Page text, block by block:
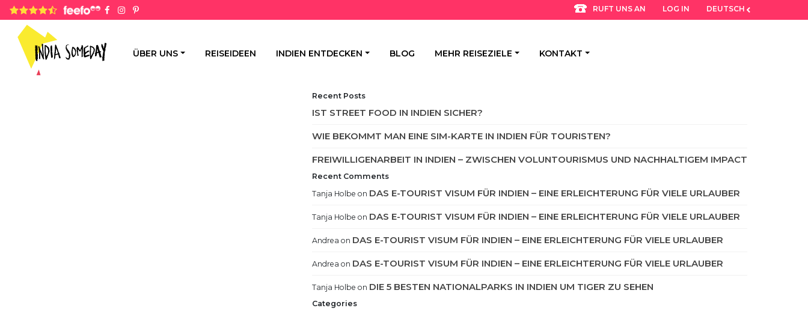
4.8 rating based on 1,234 ratings RUFT UNS AN LOG IN DEUTSCH
ÜBER UNS REISEIDEEN INDIEN ENTDECKEN BLOG MEHR REISEZIELE KONTAKT
Recent Posts
IST STREET FOOD IN INDIEN SICHER?
WIE BEKOMMT MAN EINE SIM-KARTE IN INDIEN FÜR TOURISTEN?
FREIWILLIGENARBEIT IN INDIEN – ZWISCHEN VOLUNTOURISMUS UND NACHHALTIGEM IMPACT
Recent Comments
Tanja Holbe on DAS E-TOURIST VISUM FÜR INDIEN – EINE ERLEICHTERUNG FÜR VIELE URLAUBER
Tanja Holbe on DAS E-TOURIST VISUM FÜR INDIEN – EINE ERLEICHTERUNG FÜR VIELE URLAUBER
Andrea on DAS E-TOURIST VISUM FÜR INDIEN – EINE ERLEICHTERUNG FÜR VIELE URLAUBER
Andrea on DAS E-TOURIST VISUM FÜR INDIEN – EINE ERLEICHTERUNG FÜR VIELE URLAUBER
Tanja Holbe on DIE 5 BESTEN NATIONALPARKS IN INDIEN UM TIGER ZU SEHEN
Categories